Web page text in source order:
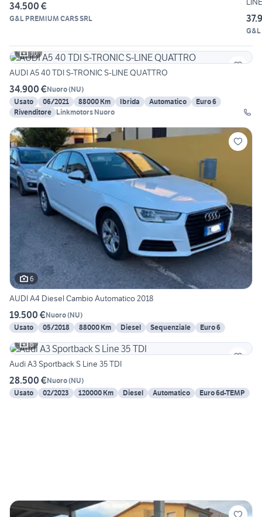
34.500 €
G&L PREMIUM CARS SRL
G&L
30
AUDI A5 40 TDI S-TRONIC S-LINE QUATTRO
34.900 €Nuoro(NU)
Usato
06/2021 88000 Km Ibrida Automatico
Euro 6
Rivenditore Linkmotors Nuoro
6
AUDI A4 Diesel Cambio Automatico 2018
19.500 €Nuoro(NU)
Usato
05/2018 88000 Km Diesel Sequenziale
Euro 6
6
Audi A3 Sportback S Line 35 TDI
28.500 €Nuoro(NU)
Usato
02/2023 120000 Km Diesel Automatico Euro 6d-TEMP